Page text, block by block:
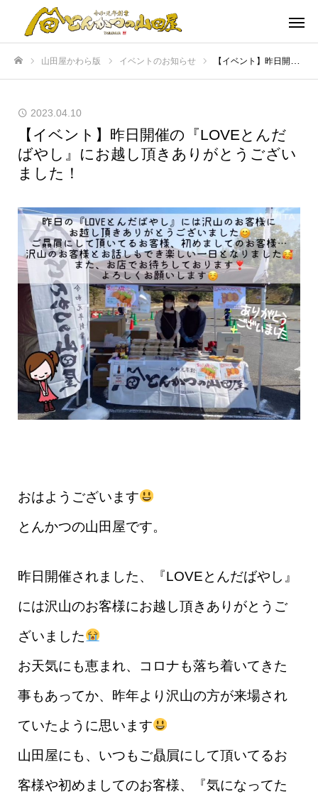
山田屋かわら版 イベントのお知らせ 【イベント】昨日開催の『LOVEとんだばやし』にお越し頂きありがとうございました！
2023.04.10
【イベント】昨日開催の『LOVEとんだ
ばやし』にお越し頂きありがとうござい
ました！
おはようございます
とんかつの山田屋です。
昨日開催されました、『LOVEとんだばやし』
には沢山のお客様にお越し頂きありがとうご
ざいました
お天気にも恵まれ、コロナも落ち着いてきた
事もあってか、昨年より沢山の方が来場され
ていたように思います
山田屋にも、いつもご贔屓にして頂いてるお
客様や初めましてのお客様、『気になってた